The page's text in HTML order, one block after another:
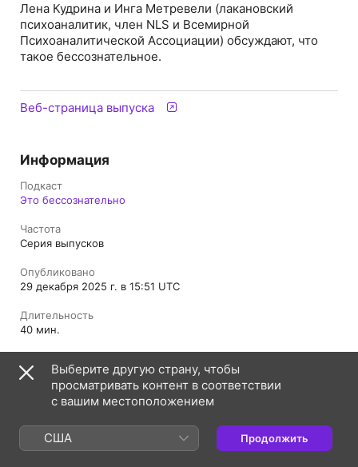
Лена Кудрина и Инга Метревели (лакановский
психоаналитик, член NLS и Всемирной
Психоаналитической Ассоциации) обсуждают, что
такое бессознательное.
Веб-страница выпуска
Информация
Подкаст
Это бессознательно
Частота
Серия выпусков
Опубликовано
29 декабря 2025 г. в 15:51 UTC
Длительность
40 мин.
1
Выпуск
Ограничения
Выберите другую страну, чтобы
просматривать контент в соответствии
с вашим местоположением
США Продолжить